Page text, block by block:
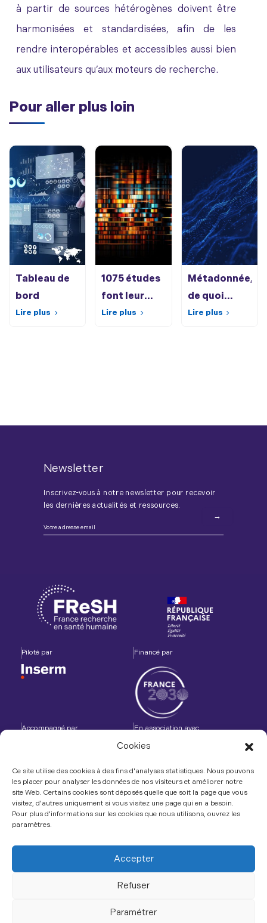
Cookies
Ce site utilise des cookies à des fins d'analyses statistiques. Nous pouvons
les placer pour analyser les données de nos visiteurs et améliorer notre
site Web. Certains cookies sont déposés quelle que soit la page que vous
visitez, d'autres uniquement si vous visitez une page qui en a besoin.
Pour plus d'informations sur les cookies que nous utilisons, ouvrez les
paramètres.
Accepter
Refuser
Paramétrer
à partir de sources hétérogènes doivent être
harmonisées et standardisées, afin de les
rendre interopérables et accessibles aussi bien
aux utilisateurs qu’aux moteurs de recherche.
Pour aller plus loin
Tableau de
bord
Lire plus
1075 études
font leur
entrée dans
Lire plus
Métadonnée,
de quoi
parle-t-on ?
Lire plus
Newsletter
Inscrivez-vous à notre newsletter pour recevoir
les dernières actualités et ressources.
Piloté par Financé par
Accompagné par En association avec
Contactez-nous